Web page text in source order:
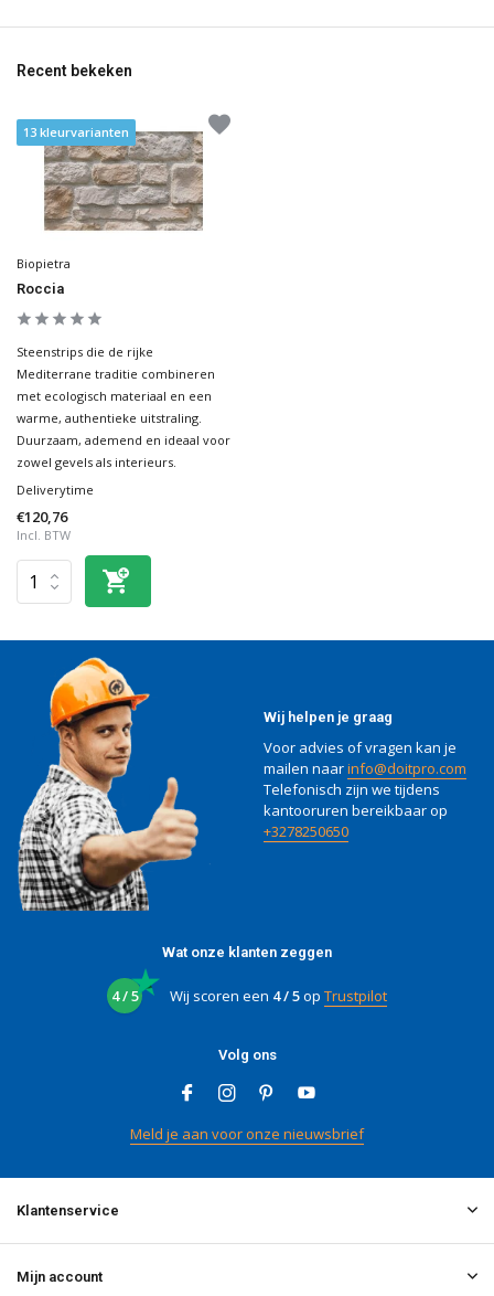
Recent bekeken
13 kleurvarianten
Biopietra
Roccia
Steenstrips die de rijke
Mediterrane traditie combineren
met ecologisch materiaal en een
warme, authentieke uitstraling.
Duurzaam, ademend en ideaal voor
zowel gevels als interieurs.
Deliverytime
€120,76
Incl. BTW
Wij helpen je graag
Voor advies of vragen kan je
mailen naarinfo@doitpro.com
Telefonisch zijn we tijdens
kantooruren bereikbaar op
+3278250650
Wat onze klanten zeggen
4 / 5 Wij scoren een 4 / 5op Trustpilot
Volg ons
Meld je aan voor onze nieuwsbrief
Klantenservice
Mijn account